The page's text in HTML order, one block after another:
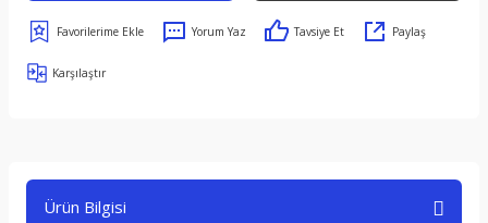
Yorum Yaz Tavsiye Et Paylaş
Karşılaştır
Ürün Bilgisi